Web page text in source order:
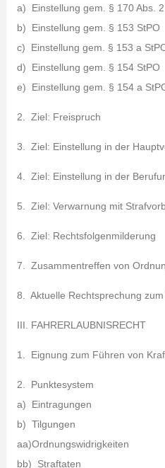
a) Einstellung gem. § 170 Abs.
b) Einstellung gem. § 153 StPO
c) Einstellung gem. § 153 a
d) Einstellung gem. § 154 StPO
e) Einstellung gem. § 154 a
2. Ziel: Freispruch
3. Ziel: Einstellung in der
4. Ziel: Einstellung in der
5. Ziel: Verwarnung mit
6. Ziel: Rechtsfolgenmilderung
7. Zusammentreffen von
8. Aktuelle Rechtsprechung
III. FAHRERLAUBNISRECHT
1. Eignung zum Führen von
2. Punktesystem
a) Eintragungen
b) Tilgungen
aa)Ordnungswidrigkeiten
bb) Straftaten